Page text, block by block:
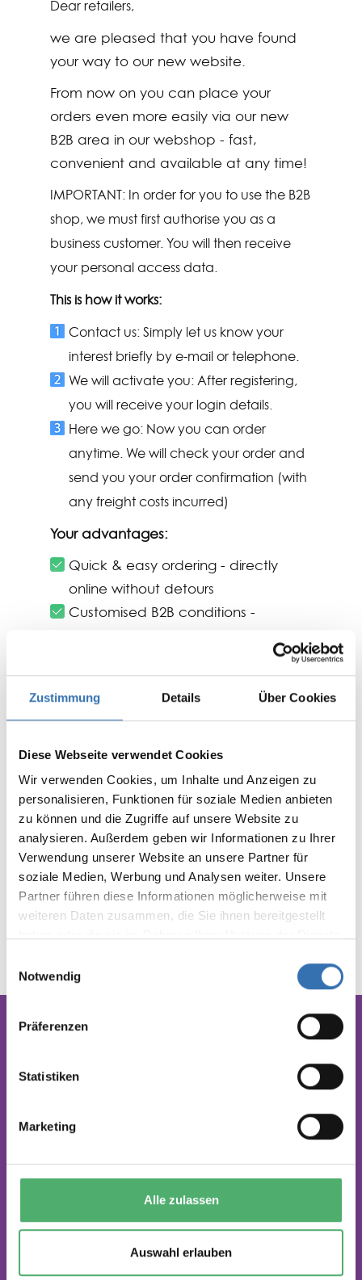
Zustimmung Details Über Cookies
Diese Webseite verwendet Cookies
Wir verwenden Cookies, um Inhalte und Anzeigen zu
personalisieren, Funktionen für soziale Medien anbieten
zu können und die Zugriffe auf unsere Website zu
analysieren. Außerdem geben wir Informationen zu Ihrer
Verwendung unserer Website an unsere Partner für
soziale Medien, Werbung und Analysen weiter. Unsere
Partner führen diese Informationen möglicherweise mit
weiteren Daten zusammen, die Sie ihnen bereitgestellt
Notwendig
Präferenzen
Statistiken
Marketing
Alle zulassen
Auswahl erlauben
Dear retailers,
we are pleased that you have found
your way to our new website.
From now on you can place your
orders even more easily via our new
B2B area in our webshop - fast,
convenient and available at any time!
IMPORTANT: In order for you to use the B2B
shop, we must first authorise you as a
business customer. You will then receive
your personal access data.
This is how it works:
Contact us: Simply let us know your
interest briefly by e-mail or telephone.
We will activate you: After registering,
you will receive your login details.
Here we go: Now you can order
anytime. We will check your order and
send you your order confirmation (with
any freight costs incurred)
Your advantages:
Quick & easy ordering - directly
online without detours
Customised B2B conditions -
everything at a glance
Order history & favourites function -
Dropshipping directly to your
customers possible
Request access now:sales@wissner-
germany.com
Or call us directly: +49 (0) 6251 /
68597
minds